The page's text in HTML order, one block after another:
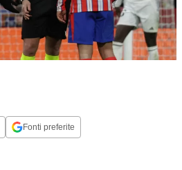
Fonti preferite